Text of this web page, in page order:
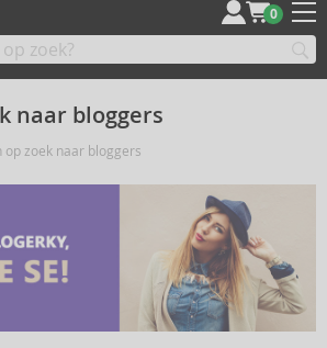
0
naar bloggers
op zoek naar bloggers